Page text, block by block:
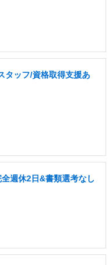
タッフ/資格取得支援あ
週休2日&書類選考なし